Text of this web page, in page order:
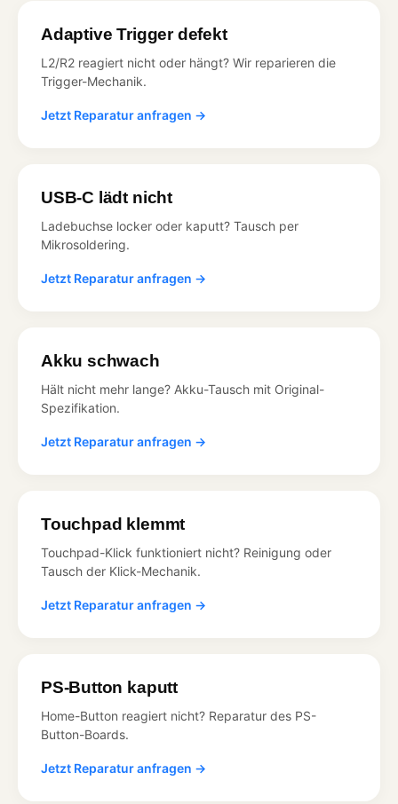
Adaptive Trigger defekt
L2/R2 reagiert nicht oder hängt? Wir reparieren die
Trigger-Mechanik.
Jetzt Reparatur anfragen →
USB-C lädt nicht
Ladebuchse locker oder kaputt? Tausch per
Mikrosoldering.
Jetzt Reparatur anfragen →
Akku schwach
Hält nicht mehr lange? Akku-Tausch mit Original-
Spezifikation.
Jetzt Reparatur anfragen →
Touchpad klemmt
Touchpad-Klick funktioniert nicht? Reinigung oder
Tausch der Klick-Mechanik.
Jetzt Reparatur anfragen →
PS-Button kaputt
Home-Button reagiert nicht? Reparatur des PS-
Button-Boards.
Jetzt Reparatur anfragen →